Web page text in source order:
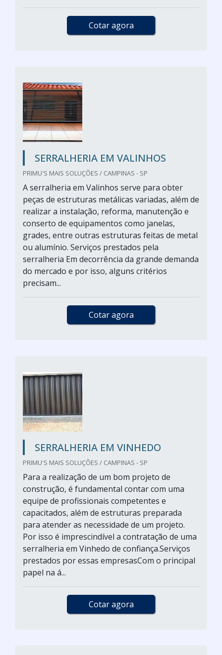
Cotar agora
SERRALHERIA EM VALINHOS
PRIMU'S MAIS SOLUÇÕES / CAMPINAS - SP
A serralheria em Valinhos serve para obter
peças de estruturas metálicas variadas, além de
realizar a instalação, reforma, manutenção e
conserto de equipamentos como janelas,
grades, entre outras estruturas feitas de metal
ou alumínio. Serviços prestados pela
serralheria Em decorrência da grande demanda
do mercado e por isso, alguns critérios
precisam...
Cotar agora
SERRALHERIA EM VINHEDO
PRIMU'S MAIS SOLUÇÕES / CAMPINAS - SP
Para a realização de um bom projeto de
construção, é fundamental contar com uma
equipe de profissionais competentes e
capacitados, além de estruturas preparada
para atender as necessidade de um projeto.
Por isso é imprescindível a contratação de uma
serralheria em Vinhedo de confiança.Serviços
prestados por essas empresasCom o principal
papel na á...
Cotar agora